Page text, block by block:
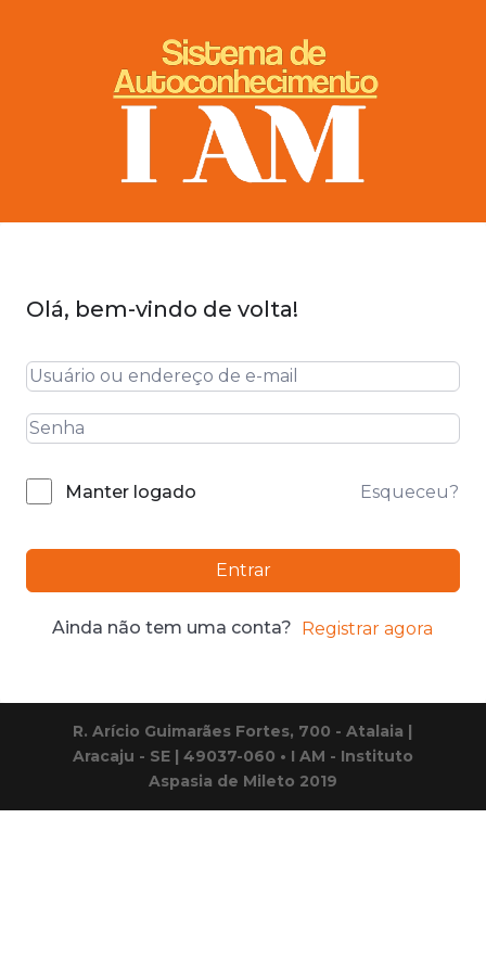
Olá, bem-vindo de volta!
Manter logado Esqueceu?
Entrar
Ainda não tem uma conta? Registrar agora
R. Arício Guimarães Fortes, 700 - Atalaia |
Aracaju - SE | 49037-060 • I AM - Instituto
Aspasia de Mileto 2019